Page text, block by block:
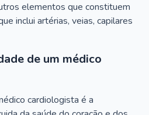
elementos que constituem
inclui artérias, veias, capilares
de um médico
cardiologista é a